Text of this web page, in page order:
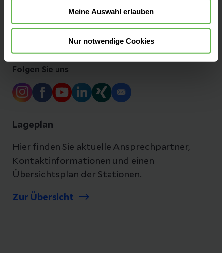
Meine Auswahl erlauben
Nur notwendige Cookies
Ihre Ansprechpartner
Folgen Sie uns
Lageplan
Hier finden Sie aktuelle Ansprechpartner,
Kontaktinformationen und einen
Übersichtsplan der Stationen.
Zur Übersicht